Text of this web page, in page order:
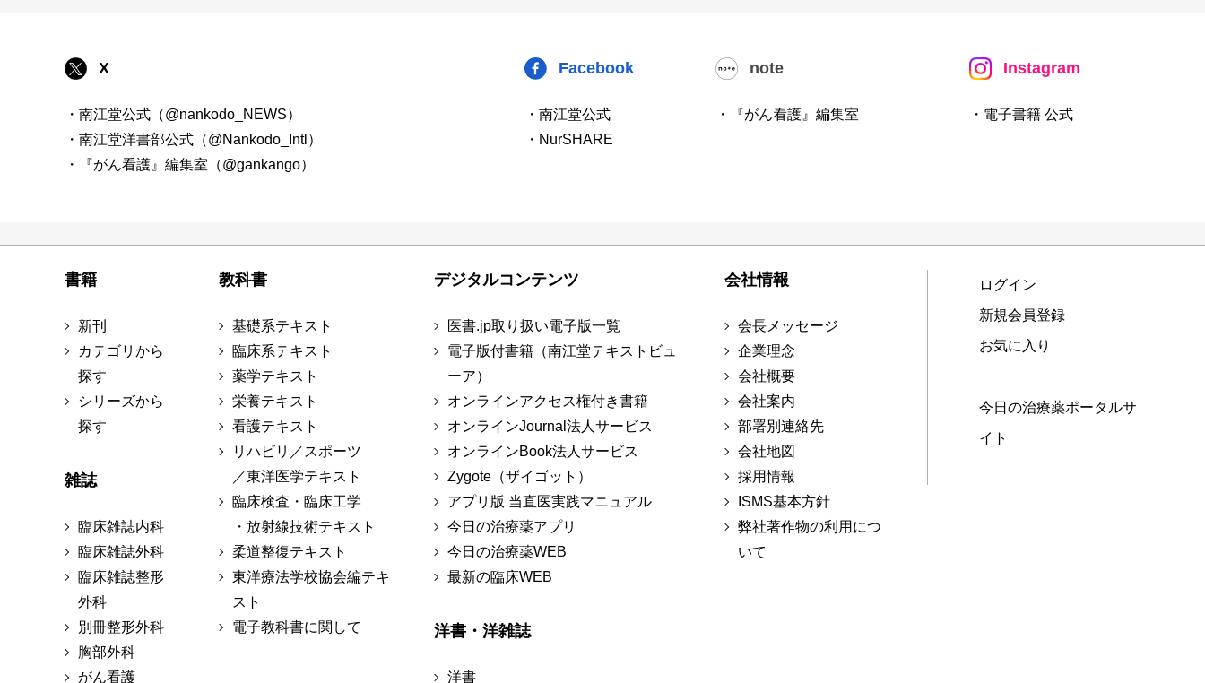
X
・南江堂公式（@nankodo_NEWS）
・南江堂洋書部公式（@Nankodo_Intl）
・『がん看護』編集室（@gankango）
Facebook
・南江堂公式
・NurSHARE
note
・『がん看護』編集室
Instagram
・電子書籍 公式
書籍
新刊
カテゴリから
探す
シリーズから
探す
雑誌
臨床雑誌内科
臨床雑誌外科
臨床雑誌整形
外科
別冊整形外科
胸部外科
がん看護
教科書
基礎系テキスト
臨床系テキスト
薬学テキスト
栄養テキスト
看護テキスト
リハビリ／スポーツ
／東洋医学テキスト
臨床検査・臨床工学
・放射線技術テキスト
柔道整復テキスト
東洋療法学校協会編テキ
スト
電子教科書に関して
デジタルコンテンツ
医書.jp取り扱い電子版一覧
電子版付書籍（南江堂テキストビュ
ーア）
オンラインアクセス権付き書籍
オンラインJournal法人サービス
オンラインBook法人サービス
Zygote（ザイゴット）
アプリ版 当直医実践マニュアル
今日の治療薬アプリ
今日の治療薬WEB
最新の臨床WEB
洋書・洋雑誌
洋書
会社情報
会長メッセージ
企業理念
会社概要
会社案内
部署別連絡先
会社地図
採用情報
ISMS基本方針
弊社著作物の利用につ
いて
ログイン
新規会員登録
お気に入り
今日の治療薬ポータルサ
イト